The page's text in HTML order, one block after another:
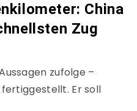
China
Zug
zufolge –
Er soll